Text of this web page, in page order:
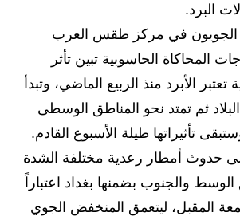
المرحلة المتوسطة
المرحلة الاعدادية
مرشحات
المرحلة الابتدائية
المرحلة المتوسطة
المرحلة الاعدادية
البرد.
الجويون في مركز طقس العرب
المحاكاة الحاسوبية تبين تأثر
تعتبر الأبرد منذ الربيع الماضي، وتبدأ
ثم تمتد نحو المناطق الوسطى
تأثيراتها طيلة الأسبوع القادم.
حدوث أمطار رعدية مختلفة الشدة
والجنوب بضمنها بغداد اعتباراً
المقبل، ليتعمق المنخفض الجوي